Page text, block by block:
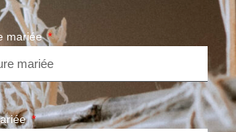
mariée